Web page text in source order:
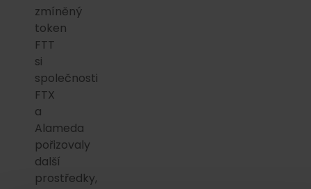
zmíněný
token
FTT
si
společnosti
FTX
a
Alameda
pořizovaly
další
prostředky,